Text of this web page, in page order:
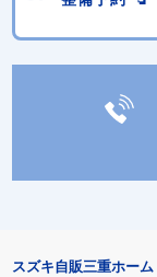
スズキ自販三重ホーム